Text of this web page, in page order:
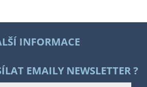
INFORMACE
EMAILY NEWSLETTER ?